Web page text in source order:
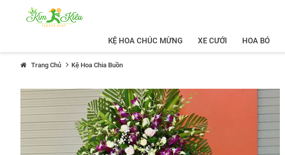
KỆ HOA CHÚC MỪNG XE CƯỚI HOA BÓ
Trang Chủ Kệ Hoa Chia Buồn